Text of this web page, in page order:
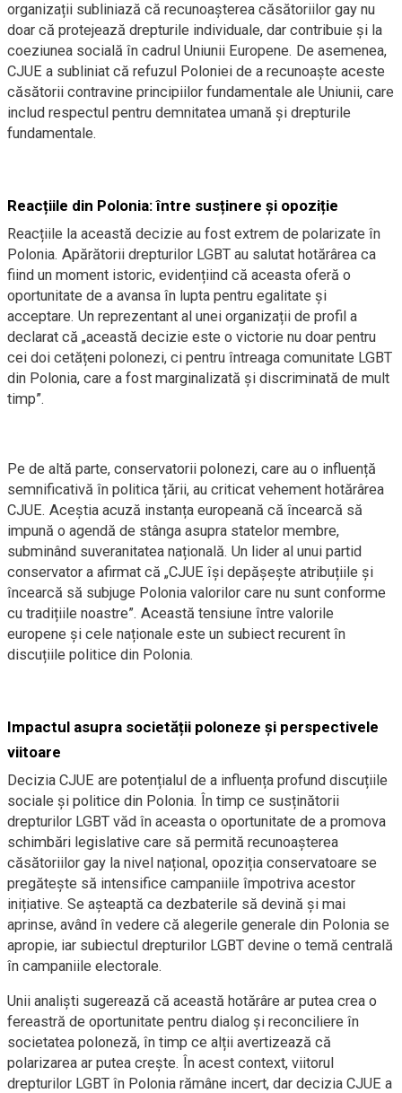
organizații subliniază că recunoașterea căsătoriilor gay nu
doar că protejează drepturile individuale, dar contribuie și la
coeziunea socială în cadrul Uniunii Europene. De asemenea,
CJUE a subliniat că refuzul Poloniei de a recunoaște aceste
căsătorii contravine principiilor fundamentale ale Uniunii, care
includ respectul pentru demnitatea umană și drepturile
fundamentale.
Reacțiile din Polonia: între susținere și opoziție
Reacțiile la această decizie au fost extrem de polarizate în
Polonia. Apărătorii drepturilor LGBT au salutat hotărârea ca
fiind un moment istoric, evidențiind că aceasta oferă o
oportunitate de a avansa în lupta pentru egalitate și
acceptare. Un reprezentant al unei organizații de profil a
declarat că „această decizie este o victorie nu doar pentru
cei doi cetățeni polonezi, ci pentru întreaga comunitate LGBT
din Polonia, care a fost marginalizată și discriminată de mult
timp”.
Pe de altă parte, conservatorii polonezi, care au o influență
semnificativă în politica țării, au criticat vehement hotărârea
CJUE. Aceștia acuză instanța europeană că încearcă să
impună o agendă de stânga asupra statelor membre,
subminând suveranitatea națională. Un lider al unui partid
conservator a afirmat că „CJUE își depășește atribuțiile și
încearcă să subjuge Polonia valorilor care nu sunt conforme
cu tradițiile noastre”. Această tensiune între valorile
europene și cele naționale este un subiect recurent în
discuțiile politice din Polonia.
Impactul asupra societății poloneze și perspectivele
viitoare
Decizia CJUE are potențialul de a influența profund discuțiile
sociale și politice din Polonia. În timp ce susținătorii
drepturilor LGBT văd în aceasta o oportunitate de a promova
schimbări legislative care să permită recunoașterea
căsătoriilor gay la nivel național, opoziția conservatoare se
pregătește să intensifice campaniile împotriva acestor
inițiative. Se așteaptă ca dezbaterile să devină și mai
aprinse, având în vedere că alegerile generale din Polonia se
apropie, iar subiectul drepturilor LGBT devine o temă centrală
în campaniile electorale.
Unii analiști sugerează că această hotărâre ar putea crea o
fereastră de oportunitate pentru dialog și reconciliere în
societatea poloneză, în timp ce alții avertizează că
polarizarea ar putea crește. În acest context, viitorul
drepturilor LGBT în Polonia rămâne incert, dar decizia CJUE a